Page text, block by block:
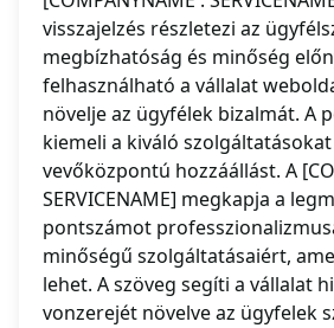
visszajelzés részletezi az
megbízhatóság és minőség
felhasználható a vállalat
növelje az ügyfélek bizalmát. A
kiemeli a kiváló szolgáltatásokat
vevőközpontú hozzáállást. A
SERVICENAME] megkapja a
pontszámot
minőségű szolgáltatásaiért,
lehet. A szöveg segíti a vállalat
vonzerejét növelve az ügyfelek